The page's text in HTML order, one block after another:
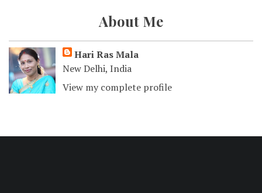
About Me
Hari Ras Mala
New Delhi, India
View my complete profile